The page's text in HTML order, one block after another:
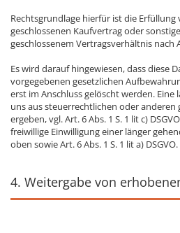
Rechtsgrundlage hierfür ist die
geschlossenen Kaufvertrag oder
geschlossenem Vertragsverhältnis nach
Es wird darauf hingewiesen, dass diese
vorgegebenen gesetzlichen
erst im Anschluss gelöscht werden.
uns aus steuerrechtlichen oder anderen
ergeben, vgl. Art. 6 Abs. 1 S. 1 lit c)
freiwillige Einwilligung einer länger
oben sowie Art. 6 Abs. 1 S. 1 lit a) DSGVO.
4. Weitergabe von